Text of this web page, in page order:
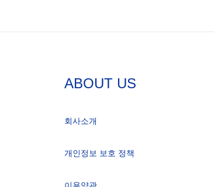
ABOUT US
회사소개
개인정보 보호 정책